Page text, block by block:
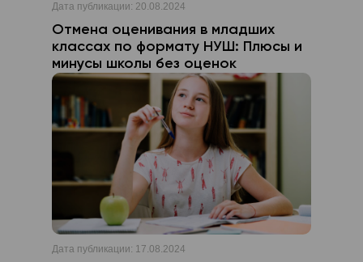
Дата публикации: 20.08.2024
Отмена оценивания в младших
классах по формату НУШ: Плюсы и
минусы школы без оценок
Дата публикации: 17.08.2024